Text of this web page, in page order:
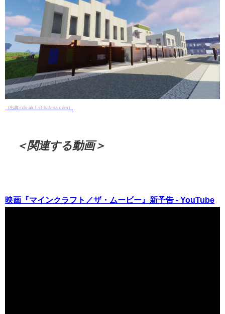
（出典 cdn-ak.f.st-hatena.com）
＜関連する動画＞
映画『マインクラフト／ザ・ムービー』新予告 - YouTube